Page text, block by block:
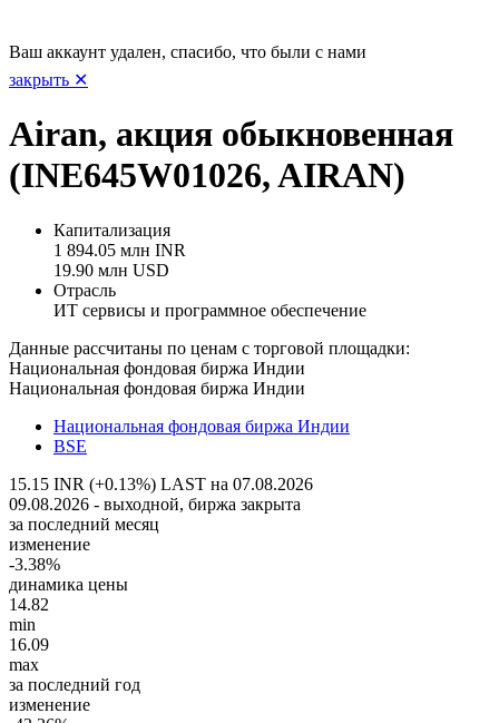
Ваш аккаунт удален, спасибо, что были с нами
закрыть ✕
Airan, акция обыкновенная
(INE645W01026, AIRAN)
Капитализация
1 894.05 млн INR
19.90 млн USD
Отрасль
ИТ сервисы и программное обеспечение
Данные рассчитаны по ценам с торговой площадки:
Национальная фондовая биржа Индии
Национальная фондовая биржа Индии
Национальная фондовая биржа Индии
BSE
15.15 INR (+0.13%) LAST на 07.08.2026
09.08.2026 - выходной, биржа закрыта
за последний месяц
изменение
-3.38%
динамика цены
14.82
min
16.09
max
за последний год
изменение